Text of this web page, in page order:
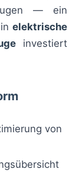
— ein
elektrische
investiert
von